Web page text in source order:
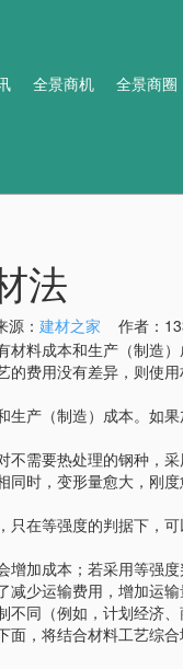
全景商机 全景商圈
法
： 建材之家 作者：
料成本和生产（制造
差异，则使用材料的
产（制造）成本。如
需要热处理的钢种，
时，变形量愈大，刚
在等强度的判据下，
加成本；若采用等强
少运输费用，增加运
同（例如，计划经济、
，将结合材料工艺综